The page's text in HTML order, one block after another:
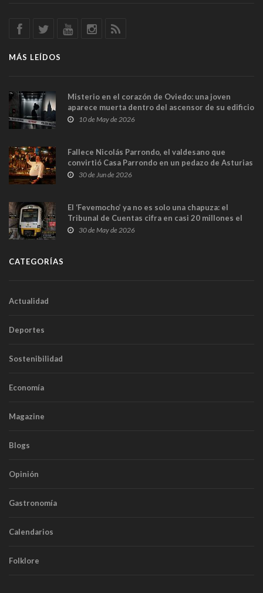
MÁS LEÍDOS
Misterio en el corazón de Oviedo: una joven
aparece muerta dentro del ascensor de su edificio
y las cámaras captan sus últimos minutos
10 de May de 2026
Fallece Nicolás Parrondo, el valdesano que
convirtió Casa Parrondo en un pedazo de Asturias
en Madrid
30 de Jun de 2026
El ‘Fevemocho’ ya no es solo una chapuza: el
Tribunal de Cuentas cifra en casi 20 millones el
sobrecoste de los trenes que no cabían por los
30 de May de 2026
CATEGORÍAS
Actualidad
Deportes
Sostenibilidad
Economía
Magazine
Blogs
Opinión
Gastronomía
Calendarios
Folklore